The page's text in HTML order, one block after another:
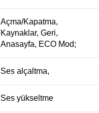
Açma/Kapatma,
Kaynaklar, Geri,
Anasayfa, ECO Mod;
Ses alçaltma,
Ses yükseltme